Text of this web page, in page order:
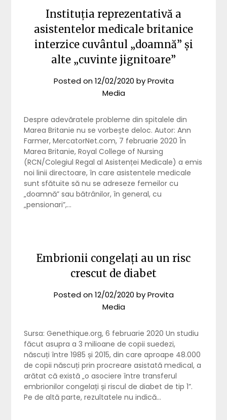
Instituția reprezentativă a
asistentelor medicale britanice
interzice cuvântul „doamnă” și
alte „cuvinte jignitoare”
Posted on12/02/2020 byProvita
Media
Despre adevăratele probleme din spitalele din
Marea Britanie nu se vorbește deloc. Autor: Ann
Farmer, MercatorNet.com, 7 februarie 2020 În
Marea Britanie, Royal College of Nursing
(RCN/Colegiul Regal al Asistenței Medicale) a emis
noi linii directoare, în care asistentele medicale
sunt sfătuite să nu se adreseze femeilor cu
„doamnă” sau bătrânilor, în general, cu
„pensionari”,…
Embrionii congelați au un risc
crescut de diabet
Posted on12/02/2020 byProvita
Media
Sursa: Genethique.org, 6 februarie 2020 Un studiu
făcut asupra a 3 milioane de copii suedezi,
născuți între 1985 și 2015, din care aproape 48.000
de copii născuți prin procreare asistată medical, a
arătat că există „o asociere între transferul
embrionilor congelați și riscul de diabet de tip 1”.
Pe de altă parte, rezultatele nu indică…